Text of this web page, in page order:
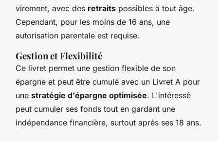
virement, avec des retraits possibles à tout âge.
Cependant, pour les moins de 16 ans, une
autorisation parentale est requise.
Gestion et Flexibilité
Ce livret permet une gestion flexible de son
épargne et peut être cumulé avec un Livret A pour
une stratégie d'épargne optimisée. L'intéressé
peut cumuler ses fonds tout en gardant une
indépendance financière, surtout après ses 18 ans.